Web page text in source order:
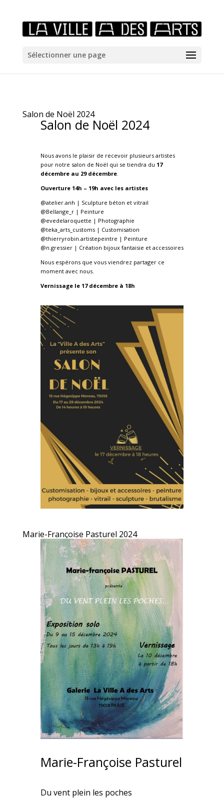
Sélectionner une page
Salon de Noël 2024
Salon de Noël 2024
Nous avons le plaisir de recevoir plusieurs artistes
pour notre salon de Noël qui se tiendra du 17
décembre au 29 décembre.
Ouverture 14h – 19h avec les artistes
@atelier.anh | Sculpture béton et vitrail
@Bellange_r | Peinture
@evedelaroquette | Photographie
@teka_arts_customs | Customisation
@thierryrobin.artistepeintre | Peinture
@n.gressier | Création bijoux fantaisie et accessoires
Nous espérons que vous viendrez partager ce
moment avec nous.
Vernissage le 17 décembre à 18h
Marie-Françoise Pasturel 2024
Marie-Françoise Pasturel
Du vent plein les poches